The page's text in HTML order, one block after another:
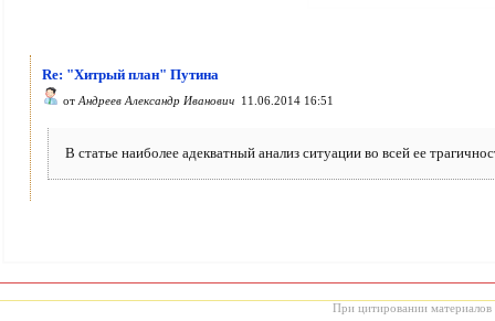
Re: "Хитрый план" Путина
от Андреев Александр Иванович 11.06.2014 16:51
В статье наиболее адекватный анализ ситуации во всей ее
При цитировании материалов